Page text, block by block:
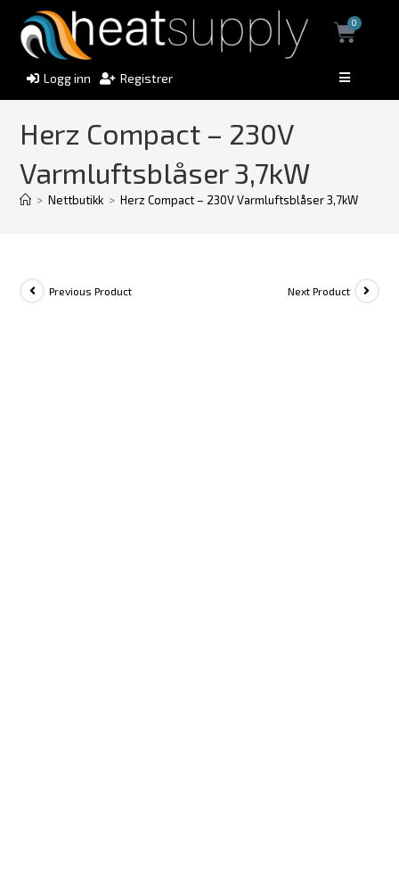
Logg inn Registrer
0
Herz Compact – 230V
Varmluftsblåser 3,7kW
> Nettbutikk > Herz Compact – 230V Varmluftsblåser 3,7kW
Previous Product Next Product